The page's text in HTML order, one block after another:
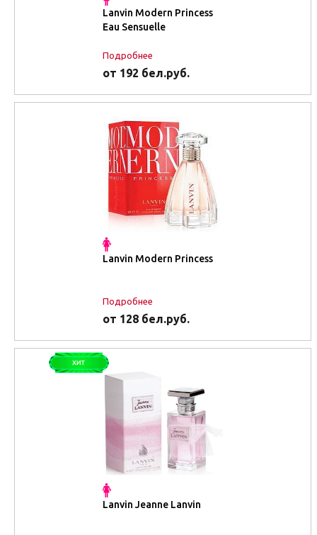
Lanvin Modern Princess
Eau Sensuelle
Подробнее
от 192 бел.руб.
Lanvin Modern Princess
Подробнее
от 128 бел.руб.
Lanvin Jeanne Lanvin